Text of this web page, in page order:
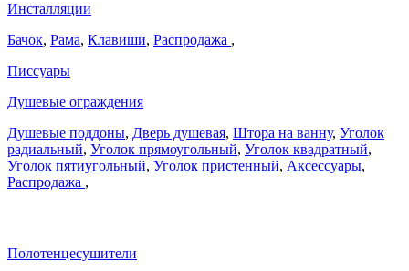
Инсталляции
Бачок, Рама, Клавиши, Распродажа ,
Писсуары
Душевые ограждения
Душевые поддоны, Дверь душевая, Штора на ванну, Уголок
радиальный, Уголок прямоугольный, Уголок квадратный,
Уголок пятиугольный, Уголок пристенный, Аксессуары,
Распродажа ,
Полотенцесушители